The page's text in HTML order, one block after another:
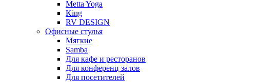
Metta Yoga
King
RV DESIGN
Офисные стулья
Мягкие
Samba
Для кафе и ресторанов
Для конференц залов
Для посетителей